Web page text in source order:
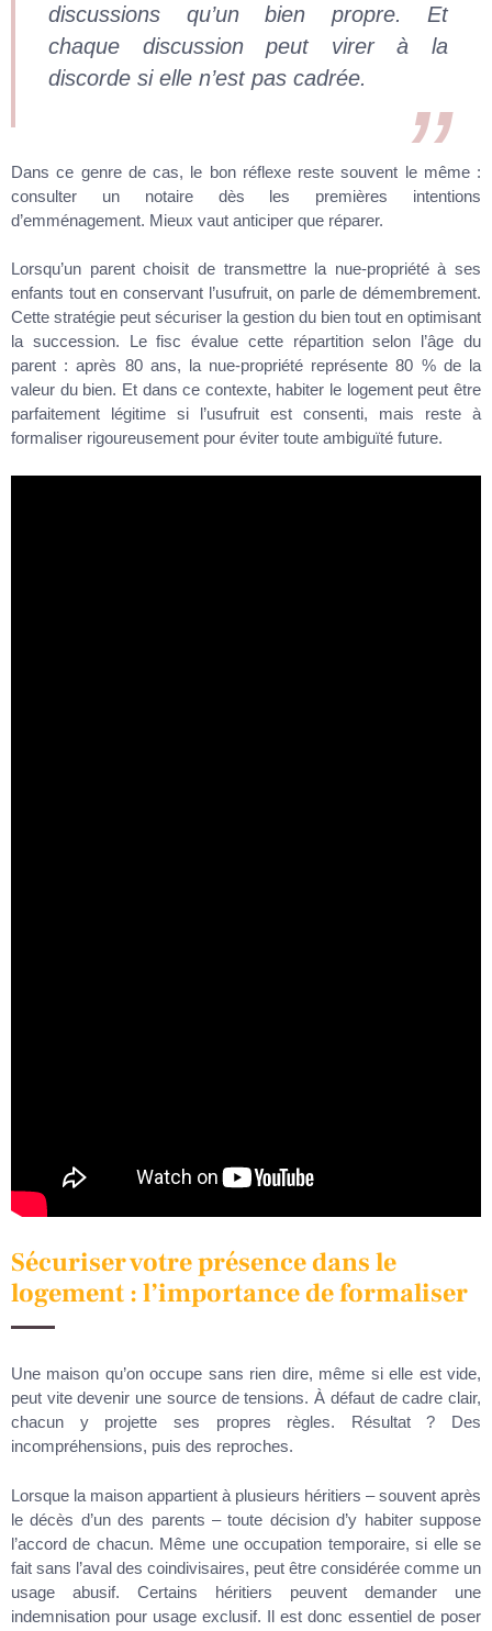
discussions qu’un bien propre. Et
chaque discussion peut virer à la
discorde si elle n’est pas cadrée.
Dans ce genre de cas, le bon réflexe reste souvent le même :
consulter un notaire dès les premières intentions
d’emménagement. Mieux vaut anticiper que réparer.
Lorsqu’un parent choisit de transmettre la nue-propriété à ses
enfants tout en conservant l’usufruit, on parle de démembrement.
Cette stratégie peut sécuriser la gestion du bien tout en optimisant
la succession. Le fisc évalue cette répartition selon l’âge du
parent : après 80 ans, la nue-propriété représente 80 % de la
valeur du bien. Et dans ce contexte, habiter le logement peut être
parfaitement légitime si l’usufruit est consenti, mais reste à
formaliser rigoureusement pour éviter toute ambiguïté future.
Sécuriser votre présence dans le
logement : l’importance de formaliser
Une maison qu’on occupe sans rien dire, même si elle est vide,
peut vite devenir une source de tensions. À défaut de cadre clair,
chacun y projette ses propres règles. Résultat ? Des
incompréhensions, puis des reproches.
Lorsque la maison appartient à plusieurs héritiers – souvent après
le décès d’un des parents – toute décision d’y habiter suppose
l’accord de chacun. Même une occupation temporaire, si elle se
fait sans l’aval des coindivisaires, peut être considérée comme un
usage abusif. Certains héritiers peuvent demander une
indemnisation pour usage exclusif. Il est donc essentiel de poser